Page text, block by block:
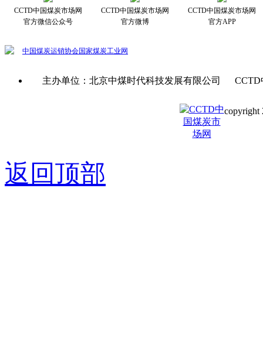
CCTD中国煤炭市场网
官方微信公众号
CCTD中国煤炭市场网
官方微博
CCTD中国煤炭市场网
官方APP
中国煤炭运销协会国家煤炭工业网
主办单位：北京中煤时代科技发展有限公司
copyright
返回顶部